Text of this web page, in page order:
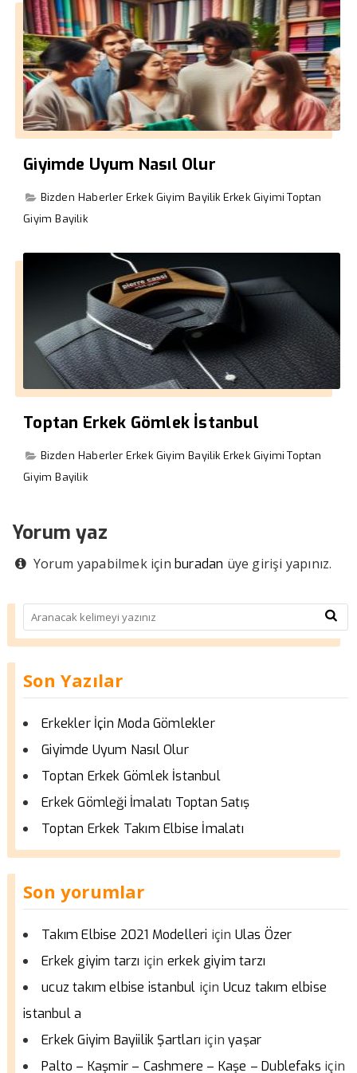
Giyimde Uyum Nasıl Olur
Bizden Haberler Erkek Giyim Bayilik Erkek Giyimi Toptan
Giyim Bayilik
Toptan Erkek Gömlek İstanbul
Bizden Haberler Erkek Giyim Bayilik Erkek Giyimi Toptan
Giyim Bayilik
Yorum yaz
Yorum yapabilmek için buradan üye girişi yapınız.
Son Yazılar
Erkekler İçin Moda Gömlekler
Giyimde Uyum Nasıl Olur
Toptan Erkek Gömlek İstanbul
Erkek Gömleği İmalatı Toptan Satış
Toptan Erkek Takım Elbise İmalatı
Son yorumlar
Takım Elbise 2021 Modelleri için Ulas Özer
Erkek giyim tarzı için erkek giyim tarzı
ucuz takım elbise istanbul için Ucuz takım elbise
istanbul a
Erkek Giyim Bayiilik Şartları içinyaşar
Palto – Kaşmir – Cashmere – Kaşe – Dublefaks için